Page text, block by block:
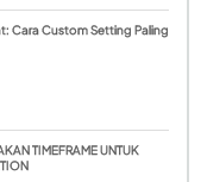
Cara Custom Setting Paling
TIMEFRAME UNTUK